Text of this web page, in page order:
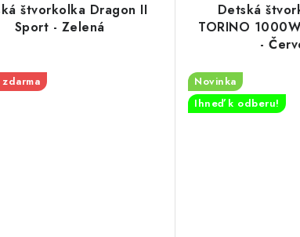
štvorkolka Dragon II
Sport - Zelená
Detská
TORINO
-
Novinka
Ihneď k odberu!